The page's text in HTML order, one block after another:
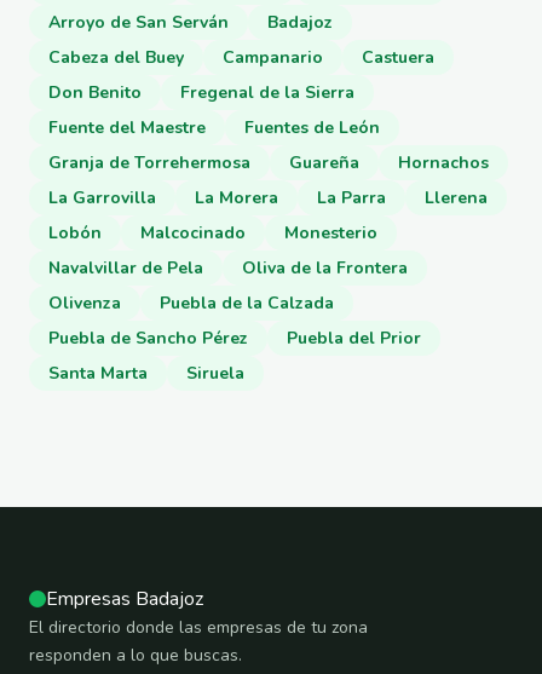
Arroyo de San Serván
Badajoz
Cabeza del Buey
Campanario
Castuera
Don Benito
Fregenal de la Sierra
Fuente del Maestre
Fuentes de León
Granja de Torrehermosa
Guareña
Hornachos
La Garrovilla
La Morera La Parra
Llerena
Lobón
Malcocinado
Monesterio
Navalvillar de Pela
Oliva de la Frontera
Olivenza
Puebla de la Calzada
Puebla de Sancho Pérez
Puebla del Prior
Santa Marta
Siruela
Empresas Badajoz
El directorio donde las empresas de tu zona
responden a lo que buscas.